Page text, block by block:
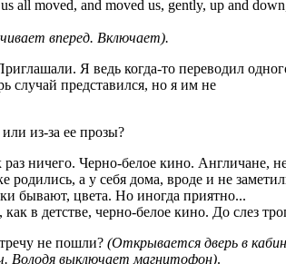
all moved, and moved us, gently, up and
вперед. Включает).
Я ведь когда-то переводил
случай представился, но я им не
из-за ее прозы?
раз ничего. Черно-белое кино. Англичане,
а у себя дома, вроде и не
бывают, цвета. Но иногда приятно...
в детстве, черно-белое кино. До слез
не пошли? (Открывается дверь в
Володя выключает магнитофон).